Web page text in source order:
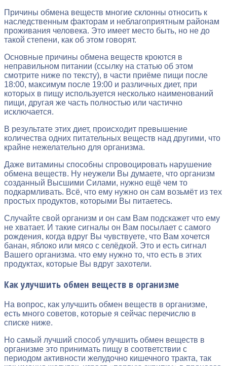
Причины обмена веществ многие склонны относить к
наследственным факторам и неблагоприятным районам
проживания человека. Это имеет место быть, но не до
такой степени, как об этом говорят.
Основные причины обмена веществ кроются в
неправильном питании (ссылку на статью об этом
смотрите ниже по тексту), в части приёме пищи после
18:00, максимум после 19:00 и различных диет, при
которых в пищу используется несколько наименований
пищи, другая же часть полностью или частично
исключается.
В результате этих диет, происходит превышение
количества одних питательных веществ над другими, что
крайне нежелательно для организма.
Даже витамины способны спровоцировать нарушение
обмена веществ. Ну неужели Вы думаете, что организм
созданный Высшими Силами, нужно ещё чем то
подкармливать. Всё, что ему нужно он сам возьмёт из тех
простых продуктов, которыми Вы питаетесь.
Случайте свой организм и он сам Вам подскажет что ему
не хватает. И такие сигналы он Вам посылает с самого
рождения, когда вдруг Вы чувствуете, что Вам хочется
банан, яблоко или мясо с селёдкой. Это и есть сигнал
Вашего организма. что ему нужно то, что есть в этих
продуктах, которые Вы вдруг захотели.
Как улучшить обмен веществ в организме
На вопрос, как улучшить обмен веществ в организме,
есть много советов, которые я сейчас перечислю в
списке ниже.
Но самый лучший способ улучшить обмен веществ в
организме это принимать пищу в соответствии с
периодом активности желудочно кишечного тракта, так